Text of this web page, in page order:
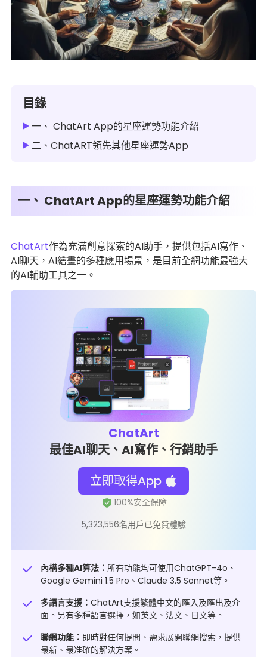
目錄
一、 ChatArt App的星座運勢功能介紹
二、ChatART領先其他星座運勢App
一、 ChatArt App的星座運勢功能介紹
ChatArt作為充滿創意探索的AI助手，提供包括AI寫作、
AI聊天，AI繪畫的多種應用場景，是目前全網功能最強大
的AI輔助工具之一。
ChatArt
最佳AI聊天、AI寫作、行銷助手
立即取得App
5,323,556名用戶已免費體驗
內構多種AI算法： 所有功能均可使用ChatGPT-4o、
Google Gemini 1.5 Pro、Claude 3.5 Sonnet等。
多語言支援： ChatArt支援繁體中文的匯入及匯出及介
面。另有多種語言選擇，如英文、法文、日文等。
聯網功能： 即時對任何提問、需求展開聯網搜索，提供
最新、最准確的解決方案。